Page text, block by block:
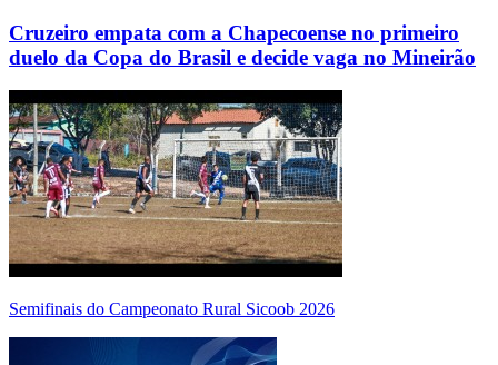
Cruzeiro empata com a Chapecoense no primeiro
duelo da Copa do Brasil e decide vaga no Mineirão
Semifinais do Campeonato Rural Sicoob 2026